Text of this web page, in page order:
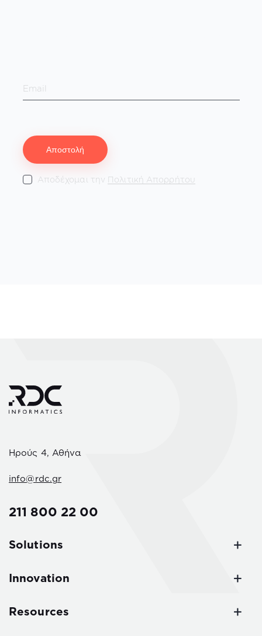
Αποδέχομαι την Πολιτική Απορρήτου
Ηρούς 4, Αθήνα
info@rdc.gr
211 800 22 00
Solutions
Innovation
Resources